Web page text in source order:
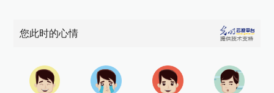
您此时的心情